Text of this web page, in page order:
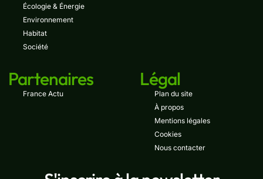
Écologie & Énergie
Environnement
Habitat
Société
Partenaires
France Actu
Légal
Plan du site
À propos
Mentions légales
Cookies
Nous contacter